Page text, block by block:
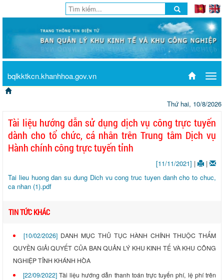
bqlkktkcn.khanhhoa.gov.vn
Thứ hai, 10/8/2026
Tài liệu hướng dẫn sử dụng dịch vụ công trực tuyến
dành cho tổ chức, cá nhân trên Trung tâm Dịch vụ
Hành chính công trực tuyến tỉnh
[11/11/2021] |
|
Tai lieu huong dan su dung Dich vu cong truc tuyen danh cho to chuc,
ca nhan (1).pdf
TIN TỨC KHÁC
[10/02/2026] DANH MỤC THỦ TỤC HÀNH CHÍNH THUỘC THẨM
QUYỀN GIẢI QUYẾT CỦA BAN QUẢN LÝ KHU KINH TẾ VÀ KHU CÔNG
NGHIỆP TỈNH KHÁNH HÒA
[22/09/2022] Tài liệu hướng dẫn thanh toán trực tuyến phí, lệ phí trên